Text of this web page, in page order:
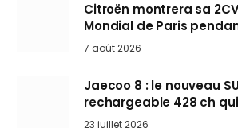
Citroën montrera sa
Mondial de Paris
Mini désertent le salon
7 août 2026
Jaecoo 8 : le nouveau
rechargeable 428 ch qui
arrive en Europe cet
23 juillet 2026